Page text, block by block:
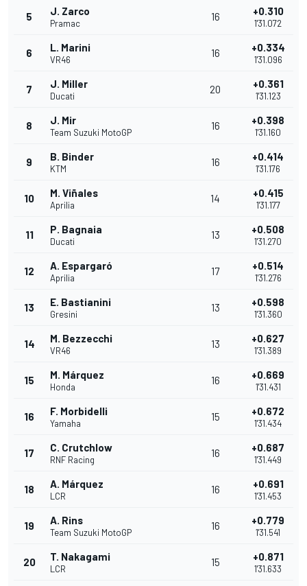
5 J. Zarco
Pramac
16 +0.310
1'31.072
6 L. Marini
VR46
16 +0.334
1'31.096
7 J. Miller
Ducati
20 +0.361
1'31.123
8 J. Mir
Team Suzuki MotoGP
16 +0.398
1'31.160
9 B. Binder
KTM
16 +0.414
1'31.176
10 M. Viñales
Aprilia
14 +0.415
1'31.177
11 P. Bagnaia
Ducati
13 +0.508
1'31.270
12 A. Espargaró
Aprilia
17 +0.514
1'31.276
13 E. Bastianini
Gresini
13 +0.598
1'31.360
14 M. Bezzecchi
VR46
13 +0.627
1'31.389
15 M. Márquez
Honda
16 +0.669
1'31.431
16 F. Morbidelli
Yamaha
15 +0.672
1'31.434
17 C. Crutchlow
RNF Racing
16 +0.687
1'31.449
18 A. Márquez
LCR
16 +0.691
1'31.453
19 A. Rins
Team Suzuki MotoGP
16 +0.779
1'31.541
20 T. Nakagami
LCR
15 +0.871
1'31.633